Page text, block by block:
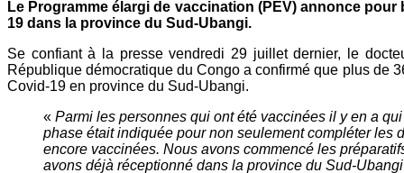
Le Programme élargi de vaccination (PEV) annonce
19 dans la province du Sud-Ubangi.
Se confiant à la presse vendredi 29 juillet dernier, le
République démocratique du Congo a confirmé que plus de
Covid-19 en province du Sud-Ubangi.
« Parmi les personnes qui ont été vaccinées il y en a
phase était indiquée pour non seulement compléter les
encore vaccinées. Nous avons commencé les
avons déjà réceptionné dans la province du Sud-